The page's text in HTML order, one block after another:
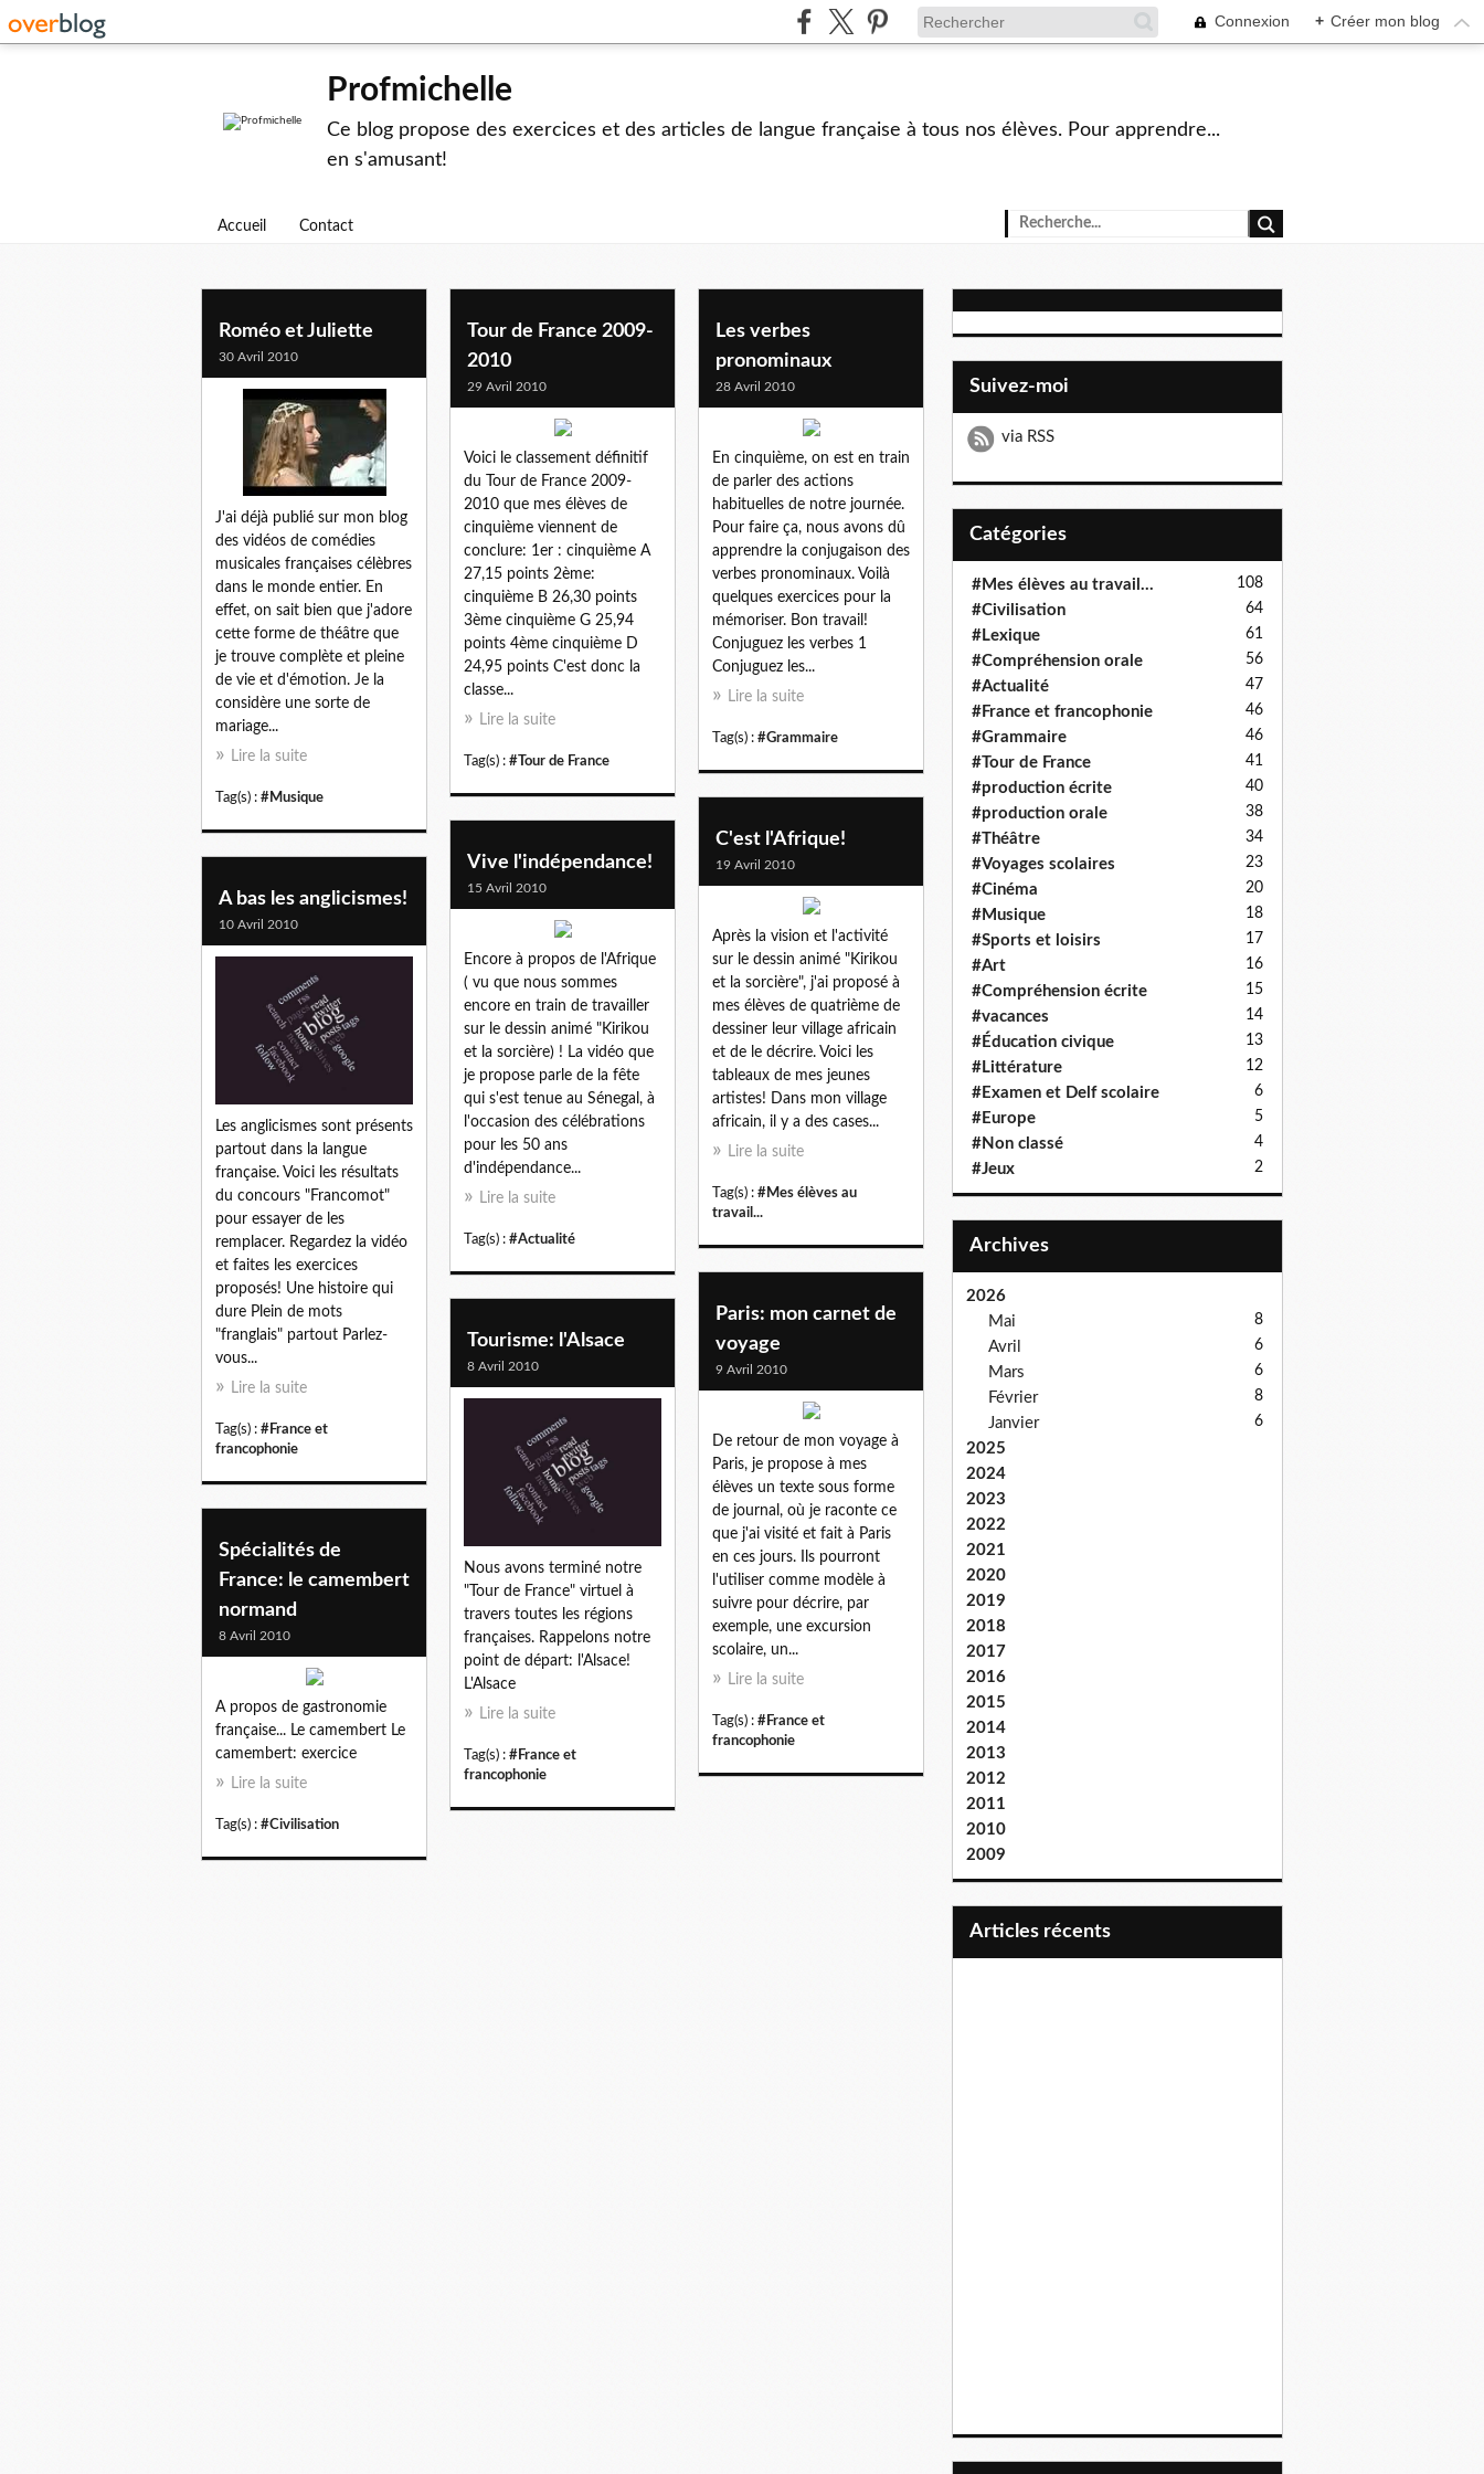
Connexion + Créer mon blog
Profmichelle
Ce blog propose des exercices et des articles de langue française à tous nos élèves. Pour apprendre...
en s'amusant!
Accueil Contact
Roméo et Juliette
30 Avril 2010
J'ai déjà publié sur mon blog
des vidéos de comédies
musicales françaises célèbres
dans le monde entier. En
effet, on sait bien que j'adore
cette forme de théâtre que
je trouve complète et pleine
de vie et d'émotion. Je la
considère une sorte de
mariage...
Lire la suite
Tag(s) : #Musique
Tour de France 2009-
2010
29 Avril 2010
Voici le classement définitif
du Tour de France 2009-
2010 que mes élèves de
cinquième viennent de
conclure: 1er : cinquième A
27,15 points 2ème:
cinquième B 26,30 points
3ème cinquième G 25,94
points 4ème cinquième D
24,95 points C'est donc la
classe...
Lire la suite
Tag(s) : #Tour de France
Les verbes
pronominaux
28 Avril 2010
En cinquième, on est en train
de parler des actions
habituelles de notre journée.
Pour faire ça, nous avons dû
apprendre la conjugaison des
verbes pronominaux. Voilà
quelques exercices pour la
mémoriser. Bon travail!
Conjuguez les verbes 1
Conjuguez les...
Lire la suite
Tag(s) : #Grammaire
C'est l'Afrique!
19 Avril 2010
Après la vision et l'activité
sur le dessin animé "Kirikou
et la sorcière", j'ai proposé à
mes élèves de quatrième de
dessiner leur village africain
et de le décrire. Voici les
tableaux de mes jeunes
artistes! Dans mon village
africain, il y a des cases...
Lire la suite
Tag(s) : #Mes élèves au
travail...
Vive l'indépendance!
15 Avril 2010
Encore à propos de l'Afrique
( vu que nous sommes
encore en train de travailler
sur le dessin animé "Kirikou
et la sorcière) ! La vidéo que
je propose parle de la fête
qui s'est tenue au Sénegal, à
l'occasion des célébrations
pour les 50 ans
d'indépendance...
Lire la suite
Tag(s) : #Actualité
A bas les anglicismes!
10 Avril 2010
Les anglicismes sont présents
partout dans la langue
française. Voici les résultats
du concours "Francomot"
pour essayer de les
remplacer. Regardez la vidéo
et faites les exercices
proposés! Une histoire qui
dure Plein de mots
"franglais" partout Parlez-
vous...
Lire la suite
Tag(s) : #France et
francophonie
Paris: mon carnet de
voyage
9 Avril 2010
De retour de mon voyage à
Paris, je propose à mes
élèves un texte sous forme
de journal, où je raconte ce
que j'ai visité et fait à Paris
en ces jours. Ils pourront
l'utiliser comme modèle à
suivre pour décrire, par
exemple, une excursion
scolaire, un...
Lire la suite
Tag(s) : #France et
francophonie
Tourisme: l'Alsace
8 Avril 2010
Nous avons terminé notre
"Tour de France" virtuel à
travers toutes les régions
françaises. Rappelons notre
point de départ: l'Alsace!
L'Alsace
Lire la suite
Tag(s) : #France et
francophonie
Spécialités de
France: le camembert
normand
8 Avril 2010
A propos de gastronomie
française... Le camembert Le
camembert: exercice
Lire la suite
Tag(s) : #Civilisation
Suivez-moi
via RSS
Catégories
#Mes élèves au travail... 108
#Civilisation 64
#Lexique 61
#Compréhension orale 56
#Actualité 47
#France et francophonie 46
#Grammaire 46
#Tour de France 41
#production écrite 40
#production orale 38
#Théâtre 34
#Voyages scolaires 23
#Cinéma 20
#Musique 18
#Sports et loisirs 17
#Art 16
#Compréhension écrite 15
#vacances 14
#Éducation civique 13
#Littérature 12
#Examen et Delf scolaire 6
#Europe 5
#Non classé 4
#Jeux 2
Archives
2026
Mai
8
Avril 6
Mars 6
Février 8
Janvier 6
2025
2024
2023
2022
2021
2020
2019
2018
2017
2016
2015
2014
2013
2012
2011
2010
2009
articles récents